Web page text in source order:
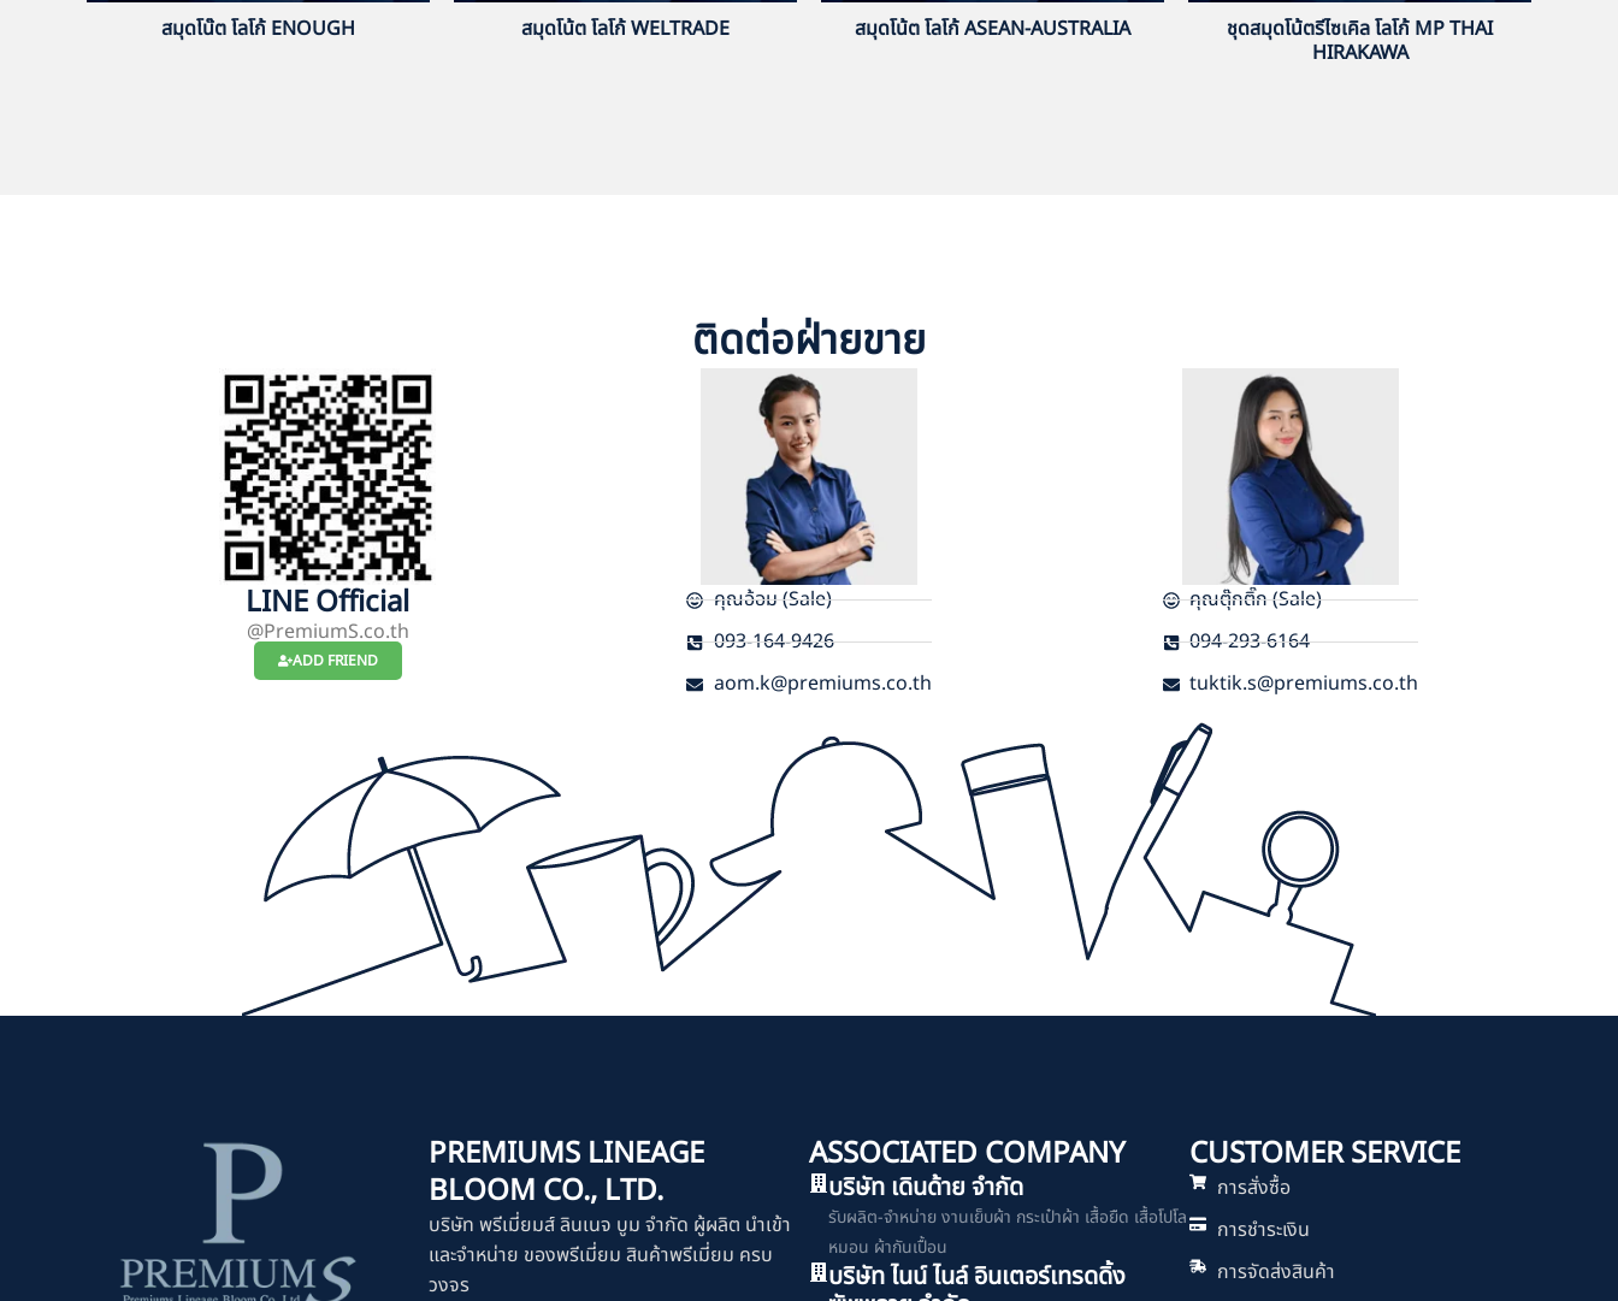
สมุดโน๊ต โลโก้ ENOUGH สมุดโน้ต โลโก้ WELTRADE สมุดโน้ต โลโก้ ASEAN-AUSTRALIA
ชุดสมุดโน้ตรีไซเคิล โลโก้ MP THAI
HIRAKAWA
ติดต่อฝ่ายขาย
LINE Official
@PremiumS.co.th
ADD FRIEND
คุณอ้อม (Sale)
093-164-9426
aom.k@premiums.co.th
คุณตุ๊กติ๊ก (Sale)
094-293-6164
tuktik.s@premiums.co.th
PREMIUMS LINEAGE
BLOOM CO., LTD.
บริษัท พรีเมี่ยมส์ ลินเนจ บูม จำกัด ผู้ผลิต นำเข้า
และจำหน่าย ของพรีเมี่ยม สินค้าพรีเมี่ยม ครบ
วงจร
ASSOCIATED COMPANY
บริษัท เดินด้าย จำกัด
รับผลิต-จำหน่าย งานเย็บผ้า กระเป๋าผ้า เสื้อยืด เสื้อโปโล
หมอน ผ้ากันเปื้อน
บริษัท ไนน์ ไนล์ อินเตอร์เทรดดิ้ง
CUSTOMER SERVICE
การสั่งซื้อ
การชำระเงิน
การจัดส่งสินค้า